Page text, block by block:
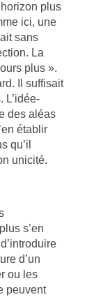
plus
ici, une
sans
La
plus ».
Il suffisait
L’idée-
des aléas
établir
qu’il
unicité.
s’en
d’un
ou les
peuvent